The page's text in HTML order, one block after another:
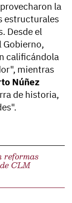
la
estructurales
Desde el
Gobierno,
calificándola
mientras
Núñez
de historia,
reformas
CLM